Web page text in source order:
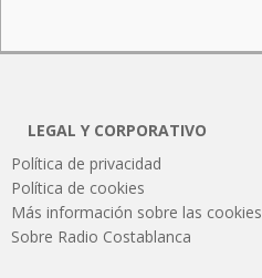
LEGAL Y CORPORATIVO
Política de privacidad
Política de cookies
Más información sobre las cookies
Sobre Radio Costablanca